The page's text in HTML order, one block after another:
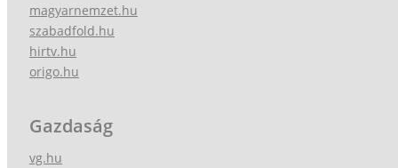
magyarnemzet.hu
szabadfold.hu
hirtv.hu
origo.hu
Gazdaság
vg.hu